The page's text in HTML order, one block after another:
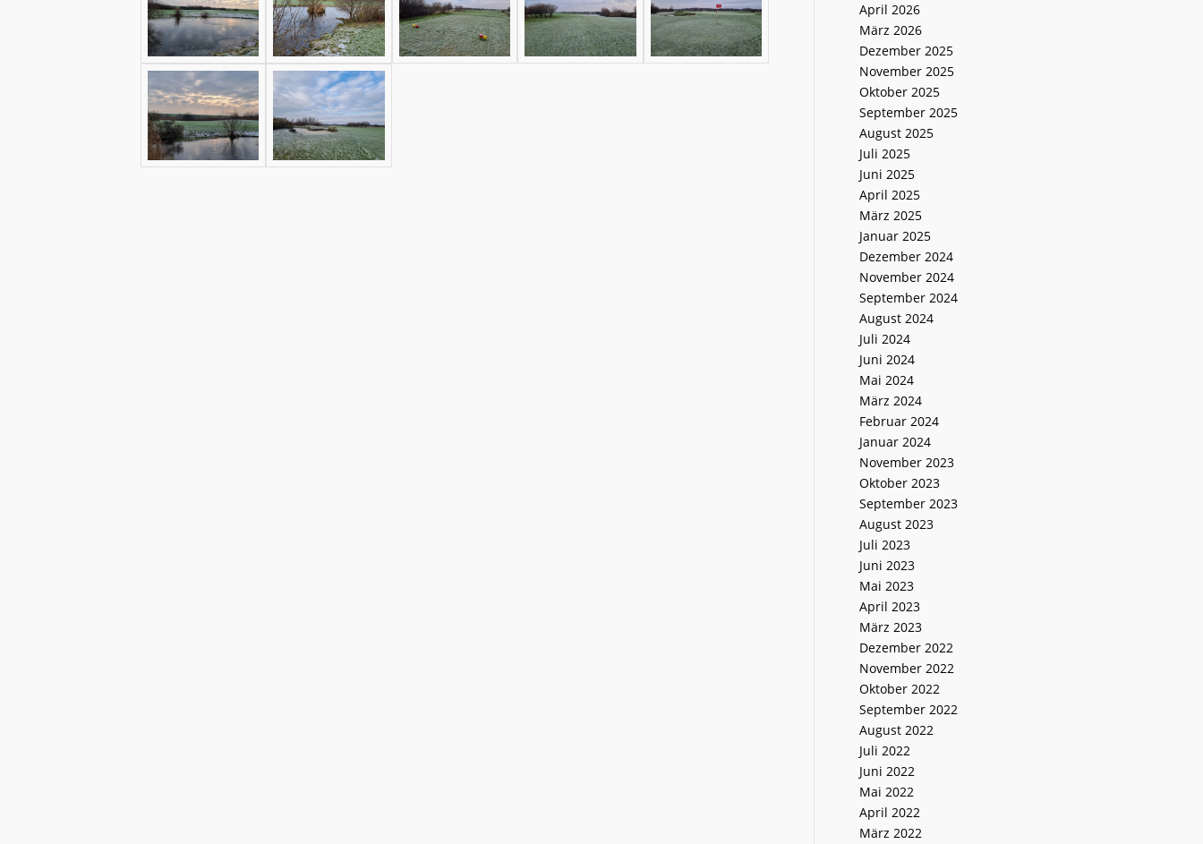
April 2026
März 2026
Dezember 2025
November 2025
Oktober 2025
September 2025
August 2025
Juli 2025
Juni 2025
April 2025
März 2025
Januar 2025
Dezember 2024
November 2024
September 2024
August 2024
Juli 2024
Juni 2024
Mai 2024
März 2024
Februar 2024
Januar 2024
November 2023
Oktober 2023
September 2023
August 2023
Juli 2023
Juni 2023
Mai 2023
April 2023
März 2023
Dezember 2022
November 2022
Oktober 2022
September 2022
August 2022
Juli 2022
Juni 2022
Mai 2022
April 2022
März 2022